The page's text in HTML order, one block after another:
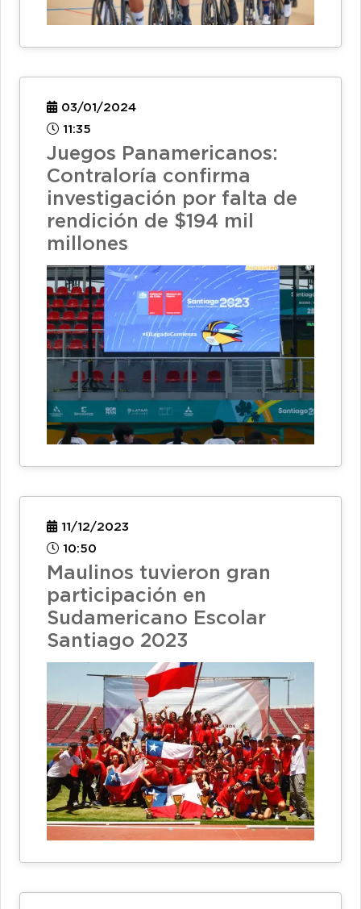
03/01/2024
11:35
Juegos Panamericanos:
Contraloría confirma
investigación por falta de
rendición de $194 mil
millones
11/12/2023
10:50
Maulinos tuvieron gran
participación en
Sudamericano Escolar
Santiago 2023